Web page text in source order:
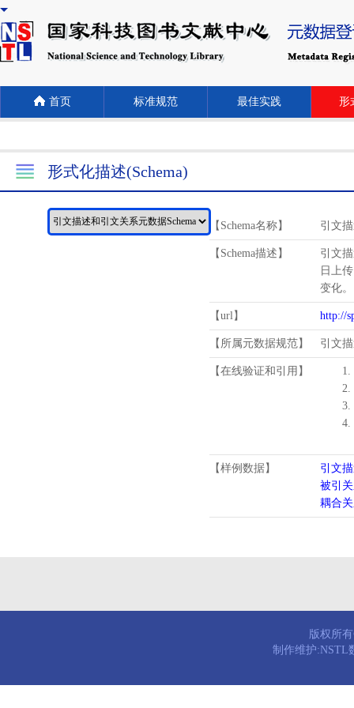
首页 标准规范 最佳实践 形
形式化描述(Schema)
【Schema名称】 引文
【Schema描述】
引文
日上
变化。
【url】 http://
【所属元数据规范】 引文
【在线验证和引用】
1.
2.
3.
4.
【样例数据】
引文
被引
耦合
版权所
制作维护:NSTL